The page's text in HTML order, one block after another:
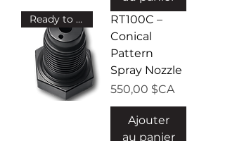
Ready to ship!
RT100C –
Conical
Pattern
Spray Nozzle
Prix
550,00 $CA
Ajouter
au panier